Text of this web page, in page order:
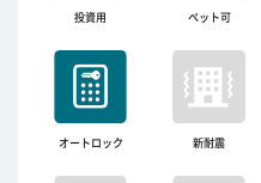
投資用 ペット可
オートロック 新耐震